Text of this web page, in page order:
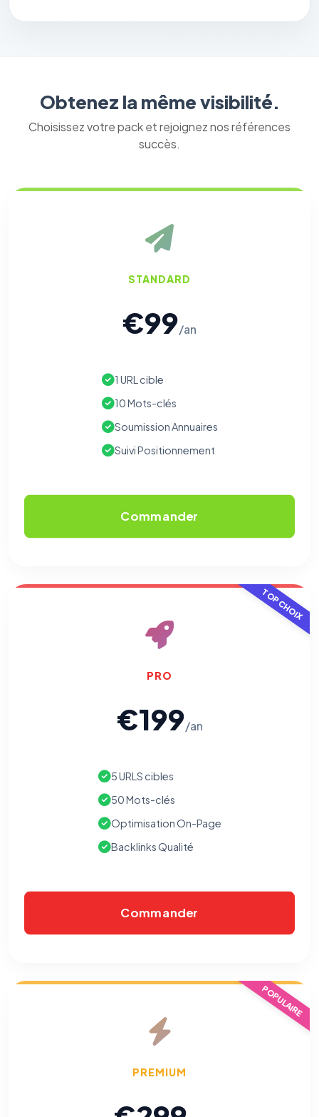
Obtenez la même visibilité.
Choisissez votre pack et rejoignez nos références
succès.
STANDARD
€99/an
1 URL cible
10 Mots-clés
Soumission Annuaires
Suivi Positionnement
Commander
TOP CHOIX
PRO
€199/an
5 URLS cibles
50 Mots-clés
Optimisation On-Page
Backlinks Qualité
Commander
POPULAIRE
PREMIUM
TOUJOURS ACTIF
peuvent pas être désactivés.
Cookies analytiques